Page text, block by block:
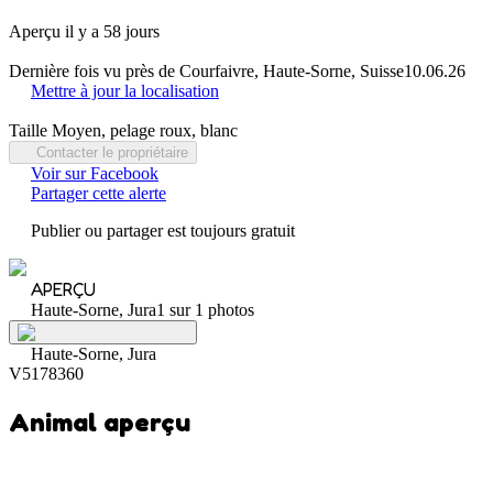
Aperçu il y a 58 jours
Dernière fois vu près de Courfaivre, Haute-Sorne, Suisse10.06.26
Mettre à jour la localisation
Taille Moyen, pelage roux, blanc
Contacter le propriétaire
Voir sur Facebook
Partager cette alerte
Publier ou partager est toujours gratuit
APERÇU
Haute-Sorne, Jura1 sur 1 photos
Haute-Sorne, Jura
V5178360
Animal aperçu